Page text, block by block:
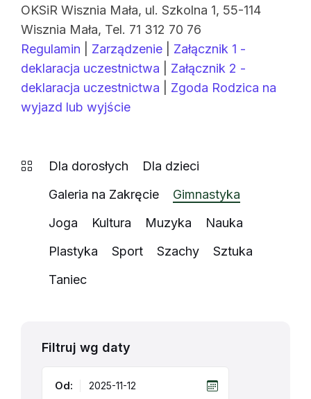
OKSiR Wisznia Mała, ul. Szkolna 1, 55-114
Wisznia Mała, Tel. 71 312 70 76
Regulamin
Zarządzenie
Załącznik 1 -
deklaracja uczestnictwa
Załącznik 2 -
deklaracja uczestnictwa
Zgoda Rodzica na
wyjazd lub wyjście
Dla dorosłych
Dla dzieci
Galeria na Zakręcie
Gimnastyka
Joga
Kultura Muzyka
Nauka
Plastyka
Sport Szachy
Sztuka
Taniec
Filtruj wg daty
Od: